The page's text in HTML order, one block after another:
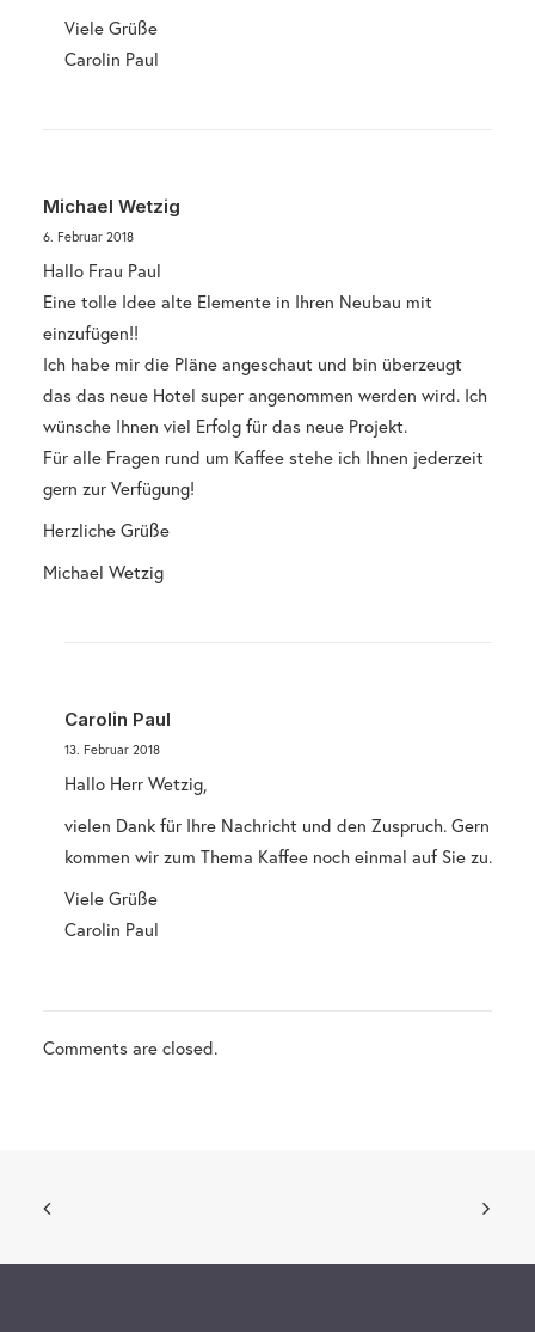
Viele Grüße
Carolin Paul
Michael Wetzig
6. Februar 2018
Hallo Frau Paul
Eine tolle Idee alte Elemente in Ihren Neubau mit
einzufügen!!
Ich habe mir die Pläne angeschaut und bin überzeugt
das das neue Hotel super angenommen werden wird. Ich
wünsche Ihnen viel Erfolg für das neue Projekt.
Für alle Fragen rund um Kaffee stehe ich Ihnen jederzeit
gern zur Verfügung!
Herzliche Grüße
Michael Wetzig
Carolin Paul
13. Februar 2018
Hallo Herr Wetzig,
vielen Dank für Ihre Nachricht und den Zuspruch. Gern
kommen wir zum Thema Kaffee noch einmal auf Sie zu.
Viele Grüße
Carolin Paul
Comments are closed.